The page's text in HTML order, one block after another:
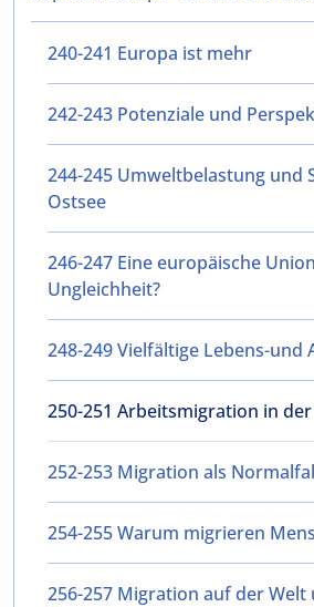
240-241 Europa ist mehr
242-243 Potenziale und
244-245 Umweltbelastung und
Ostsee
246-247 Eine europäische
Ungleichheit?
248-249 Vielfältige Lebens-und
250-251 Arbeitsmigration in der
252-253 Migration als
254-255 Warum migrieren
256-257 Migration auf der Welt